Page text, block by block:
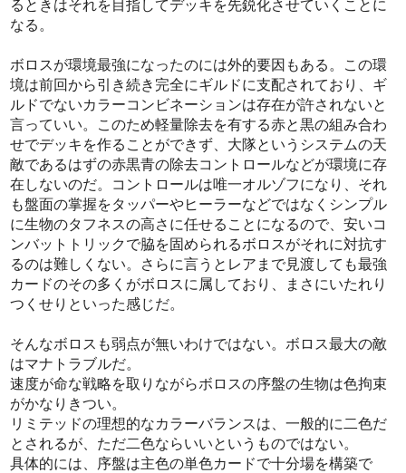
るときはそれを目指してデッキを先鋭化させていくことに
なる。
ボロスが環境最強になったのには外的要因もある。この環
境は前回から引き続き完全にギルドに支配されており、ギ
ルドでないカラーコンビネーションは存在が許されないと
言っていい。このため軽量除去を有する赤と黒の組み合わ
せでデッキを作ることができず、大隊というシステムの天
敵であるはずの赤黒青の除去コントロールなどが環境に存
在しないのだ。コントロールは唯一オルゾフになり、それ
も盤面の掌握をタッパーやヒーラーなどではなくシンプル
に生物のタフネスの高さに任せることになるので、安いコ
ンバットトリックで脇を固められるボロスがそれに対抗す
るのは難しくない。さらに言うとレアまで見渡しても最強
カードのその多くがボロスに属しており、まさにいたれり
つくせりといった感じだ。
そんなボロスも弱点が無いわけではない。ボロス最大の敵
はマナトラブルだ。
速度が命な戦略を取りながらボロスの序盤の生物は色拘束
がかなりきつい。
リミテッドの理想的なカラーバランスは、一般的に二色だ
とされるが、ただ二色ならいいというものではない。
具体的には、序盤は主色の単色カードで十分場を構築で